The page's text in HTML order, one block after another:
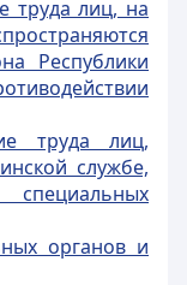
труда лиц, на
Республики
труда лиц,
службе,
органов и